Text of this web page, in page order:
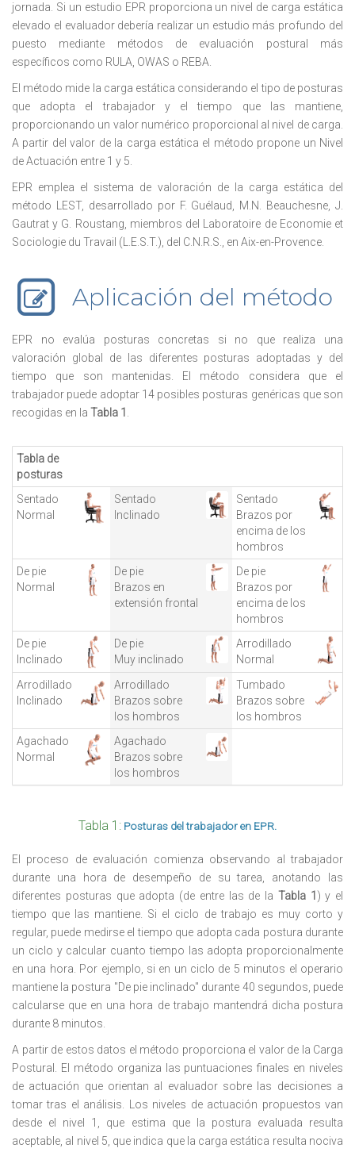
jornada. Si un estudio EPR proporciona un nivel de carga estática
elevado el evaluador debería realizar un estudio más profundo del
puesto mediante métodos de evaluación postural más
específicos como RULA, OWAS o REBA.
El método mide la carga estática considerando el tipo de posturas
que adopta el trabajador y el tiempo que las mantiene,
proporcionando un valor numérico proporcional al nivel de carga.
A partir del valor de la carga estática el método propone un Nivel
de Actuación entre 1 y 5.
EPR emplea el sistema de valoración de la carga estática del
método LEST, desarrollado por F. Guélaud, M.N. Beauchesne, J.
Gautrat y G. Roustang, miembros del Laboratoire de Economie et
Sociologie du Travail (L.E.S.T.), del C.N.R.S., en Aix-en-Provence.
Aplicación del método
EPR no evalúa posturas concretas si no que realiza una
valoración global de las diferentes posturas adoptadas y del
tiempo que son mantenidas. El método considera que el
trabajador puede adoptar 14 posibles posturas genéricas que son
recogidas en la Tabla 1 .
Tabla de
posturas
Sentado
Normal
Sentado
Inclinado
Sentado
Brazos por
encima de los
hombros
De pie
Normal
De pie
Brazos en
extensión frontal
De pie
Brazos por
encima de los
hombros
De pie
Inclinado
De pie
Muy inclinado
Arrodillado
Normal
Arrodillado
Inclinado
Arrodillado
Brazos sobre
los hombros
Tumbado
Brazos sobre
los hombros
Agachado
Normal
Agachado
Brazos sobre
los hombros
Tabla 1: Posturas del trabajador en EPR.
El proceso de evaluación comienza observando al trabajador
durante una hora de desempeño de su tarea, anotando las
diferentes posturas que adopta (de entre las de la Tabla 1 ) y el
tiempo que las mantiene. Si el ciclo de trabajo es muy corto y
regular, puede medirse el tiempo que adopta cada postura durante
un ciclo y calcular cuanto tiempo las adopta proporcionalmente
en una hora. Por ejemplo, si en un ciclo de 5 minutos el operario
mantiene la postura "De pie inclinado" durante 40 segundos, puede
calcularse que en una hora de trabajo mantendrá dicha postura
durante 8 minutos.
A partir de estos datos el método proporciona el valor de la Carga
Postural. El método organiza las puntuaciones finales en niveles
de actuación que orientan al evaluador sobre las decisiones a
tomar tras el análisis. Los niveles de actuación propuestos van
desde el nivel 1, que estima que la postura evaluada resulta
aceptable, al nivel 5, que indica que la carga estática resulta nociva